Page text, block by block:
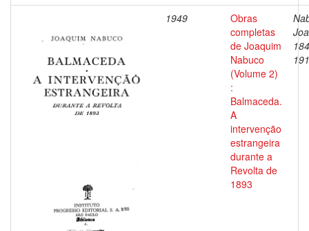
1949
Obras
completas
de Joaquim
Nabuco
(Volume 2)
:
Balmaceda.
A
intervenção
estrangeira
durante a
Revolta de
1893